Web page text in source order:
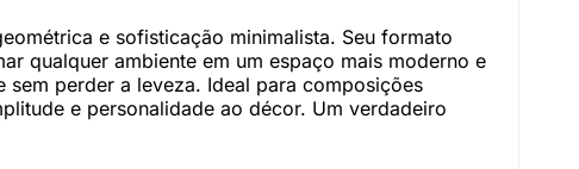
e sofisticação minimalista. Seu formato
qualquer ambiente em um espaço mais moderno e
perder a leveza. Ideal para composições
e personalidade ao décor. Um verdadeiro